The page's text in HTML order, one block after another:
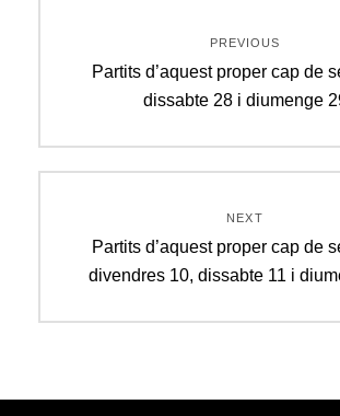
d'entrades
PREVIOUS
Previous
Partits d’aquest proper cap de
dissabte 28 i diumenge
NEXT
Next
post:
Partits d’aquest proper cap de
divendres 10, dissabte 11 i